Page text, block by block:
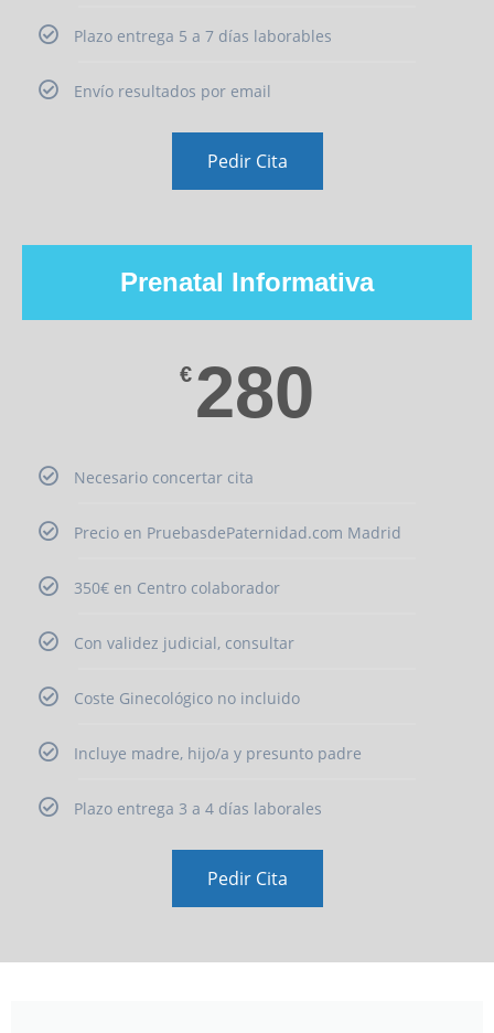
Plazo entrega 5 a 7 días laborables
Envío resultados por email
Pedir Cita
Prenatal Informativa
€ 280
Necesario concertar cita
Precio en PruebasdePaternidad.com Madrid
350€ en Centro colaborador
Con validez judicial, consultar
Coste Ginecológico no incluido
Incluye madre, hijo/a y presunto padre
Plazo entrega 3 a 4 días laborales
Pedir Cita